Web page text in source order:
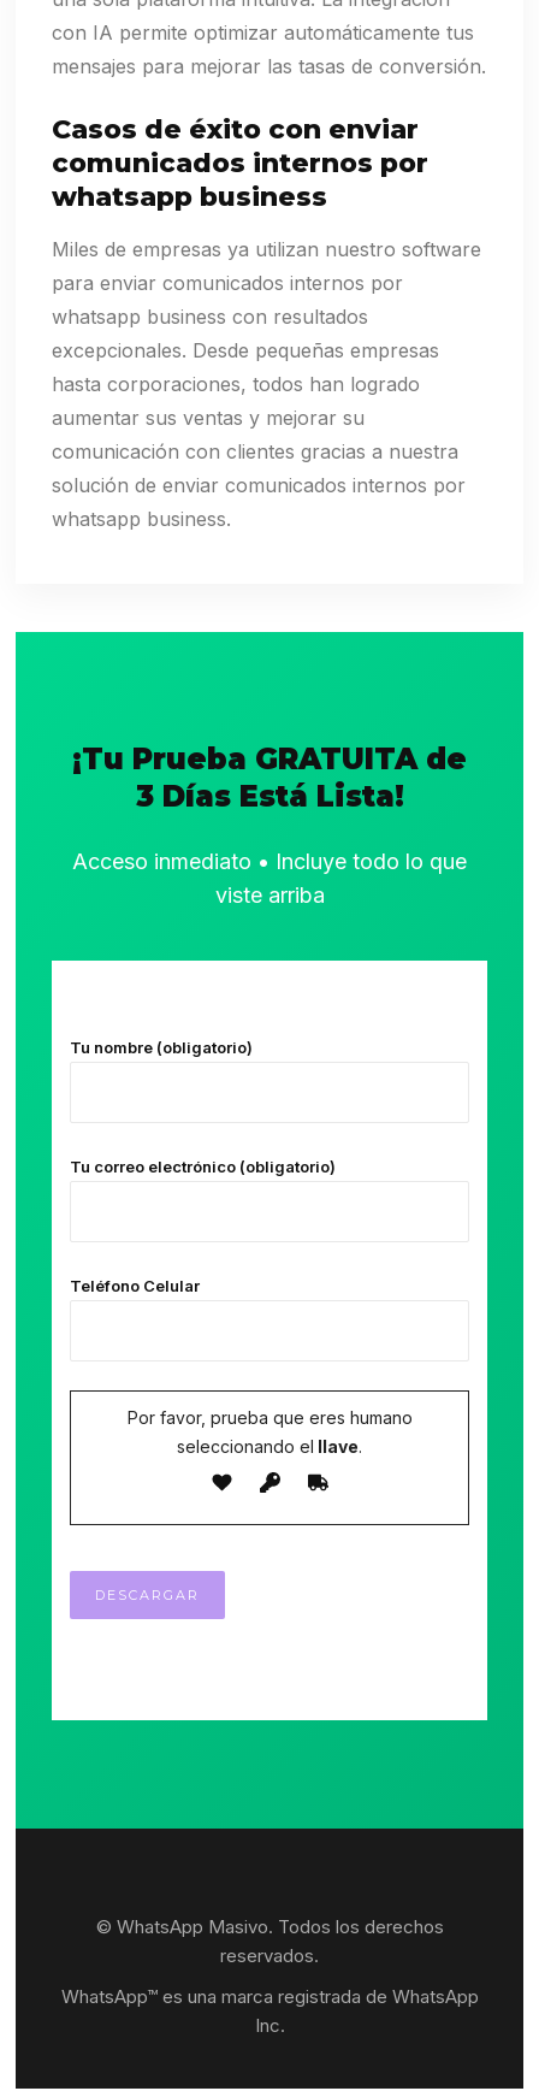
con IA permite optimizar automáticamente tus
mensajes para mejorar las tasas de conversión.
Casos de éxito con enviar
comunicados internos por
whatsapp business
Miles de empresas ya utilizan nuestro software
para enviar comunicados internos por
whatsapp business con resultados
excepcionales. Desde pequeñas empresas
hasta corporaciones, todos han logrado
aumentar sus ventas y mejorar su
comunicación con clientes gracias a nuestra
solución de enviar comunicados internos por
whatsapp business.
¡Tu Prueba GRATUITA de
3 Días Está Lista!
Acceso inmediato • Incluye todo lo que
viste arriba
Tu nombre (obligatorio)
Tu correo electrónico (obligatorio)
Teléfono Celular
Por favor, prueba que eres humano
seleccionando el llave.
© WhatsApp Masivo. Todos los derechos
reservados.
WhatsApp™ es una marca registrada de WhatsApp
Inc.